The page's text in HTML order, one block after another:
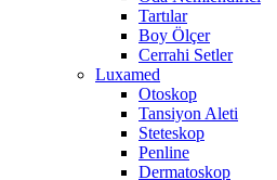
Tartılar
Boy Ölçer
Cerrahi Setler
Luxamed
Otoskop
Tansiyon Aleti
Steteskop
Penline
Dermatoskop